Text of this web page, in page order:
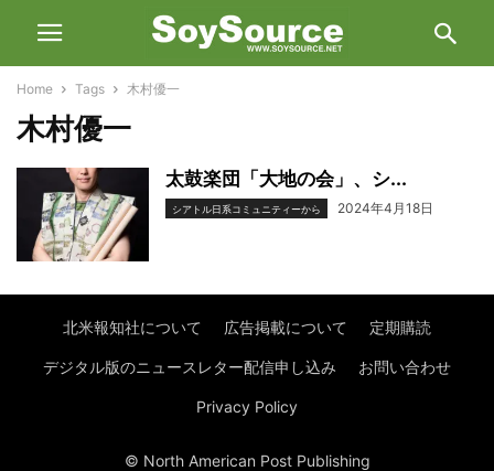
Home Tags 木村優一
木村優一
太鼓楽団「大地の会」、シ...
シアトル日系コミュニティーから 2024年4月18日
北米報知社について 広告掲載について 定期購読
デジタル版のニュースレター配信申し込み お問い合わせ
Privacy Policy
© North American Post Publishing